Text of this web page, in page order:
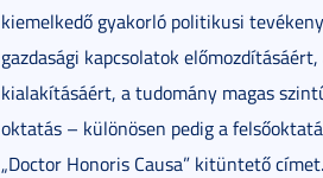
kiemelkedő gyakorló politikusi
gazdasági kapcsolatok
kialakításáért, a tudomány magas
oktatás – különösen pedig a
„Doctor Honoris Causa” kitüntető címet.